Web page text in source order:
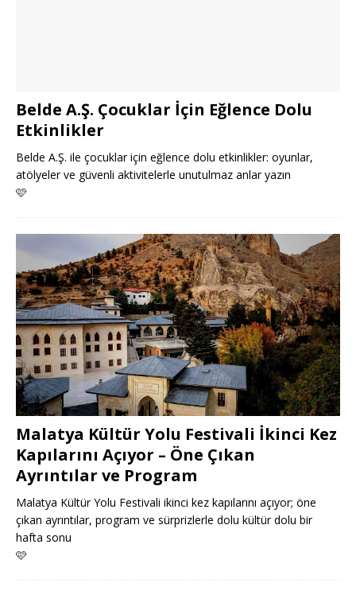
Belde A.Ş. Çocuklar İçin Eğlence Dolu
Etkinlikler
Belde A.Ş. ile çocuklar için eğlence dolu etkinlikler: oyunlar,
atölyeler ve güvenli aktivitelerle unutulmaz anlar yazın
🩷
Malatya Kültür Yolu Festivali İkinci Kez
Kapılarını Açıyor – Öne Çıkan
Ayrıntılar ve Program
Malatya Kültür Yolu Festivali ikinci kez kapılarını açıyor; öne
çıkan ayrıntılar, program ve sürprizlerle dolu kültür dolu bir
hafta sonu
🩷